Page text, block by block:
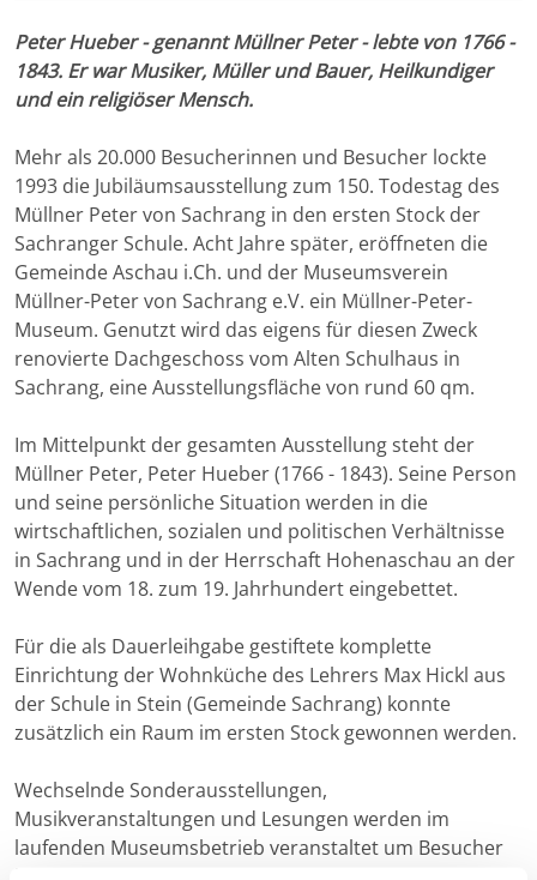
Peter Hueber - genannt Müllner Peter - lebte von 1766 -
1843. Er war Musiker, Müller und Bauer, Heilkundiger
und ein religiöser Mensch.
Mehr als 20.000 Besucherinnen und Besucher lockte
1993 die Jubiläumsausstellung zum 150. Todestag des
Müllner Peter von Sachrang in den ersten Stock der
Sachranger Schule. Acht Jahre später, eröffneten die
Gemeinde Aschau i.Ch. und der Museumsverein
Müllner-Peter von Sachrang e.V. ein Müllner-Peter-
Museum. Genutzt wird das eigens für diesen Zweck
renovierte Dachgeschoss vom Alten Schulhaus in
Sachrang, eine Ausstellungsfläche von rund 60 qm.
Im Mittelpunkt der gesamten Ausstellung steht der
Müllner Peter, Peter Hueber (1766 - 1843). Seine Person
und seine persönliche Situation werden in die
wirtschaftlichen, sozialen und politischen Verhältnisse
in Sachrang und in der Herrschaft Hohenaschau an der
Wende vom 18. zum 19. Jahrhundert eingebettet.
Für die als Dauerleihgabe gestiftete komplette
Einrichtung der Wohnküche des Lehrers Max Hickl aus
der Schule in Stein (Gemeinde Sachrang) konnte
zusätzlich ein Raum im ersten Stock gewonnen werden.
Wechselnde Sonderausstellungen,
Musikveranstaltungen und Lesungen werden im
laufenden Museumsbetrieb veranstaltet um Besucher